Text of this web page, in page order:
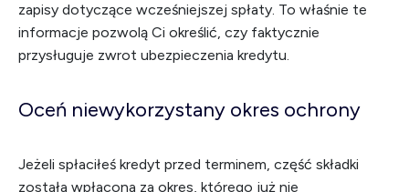
zapisy dotyczące wcześniejszej spłaty. To właśnie te
informacje pozwolą Ci określić, czy faktycznie
przysługuje zwrot ubezpieczenia kredytu.
Oceń niewykorzystany okres ochrony
Jeżeli spłaciłeś kredyt przed terminem, część składki
została wpłacona za okres, którego już nie